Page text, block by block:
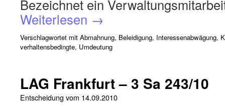
Bezeichnet ein
Weiterlesen →
Verschlagwortet mit Abmahnung, Beleidigung, Interessenabwägung,
verhaltensbedingte, Umdeutung
LAG Frankfurt – 3 Sa 243/10
Entscheidung vom 14.09.2010